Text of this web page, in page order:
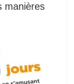
manières